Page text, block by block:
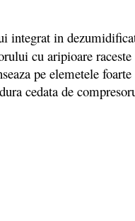
in
cu aripioare
pe elemetele
cedata de